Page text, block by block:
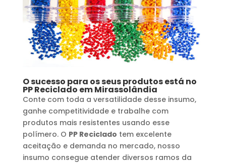
O sucesso para os seus produtos está no
PP Reciclado emMirassolândia
Conte com toda a versatilidade desse insumo,
ganhe competitividade e trabalhe com
produtos mais resistentes usando esse
polímero. O PP Reciclado tem excelente
aceitação e demanda no mercado, nosso
insumo consegue atender diversos ramos da